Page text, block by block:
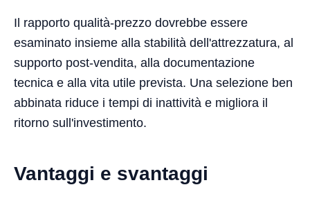
Il rapporto qualità-prezzo dovrebbe essere
esaminato insieme alla stabilità dell'attrezzatura, al
supporto post-vendita, alla documentazione
tecnica e alla vita utile prevista. Una selezione ben
abbinata riduce i tempi di inattività e migliora il
ritorno sull'investimento.
Vantaggi e svantaggi